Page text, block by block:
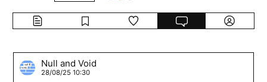
Null and Void
28/08/25 10:30